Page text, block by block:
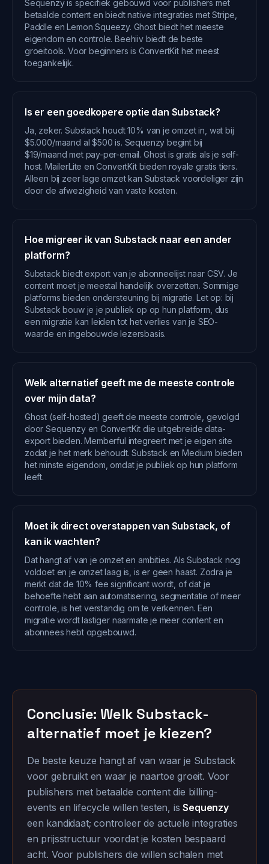
Sequenzy is specifiek gebouwd voor publishers met
betaalde content en biedt native integraties met Stripe,
Paddle en Lemon Squeezy. Ghost biedt het meeste
eigendom en controle. Beehiiv biedt de beste
groeitools. Voor beginners is ConvertKit het meest
toegankelijk.
Is er een goedkopere optie dan Substack?
Ja, zeker. Substack houdt 10% van je omzet in, wat bij
$5.000/maand al $500 is. Sequenzy begint bij
$19/maand met pay-per-email. Ghost is gratis als je self-
host. MailerLite en ConvertKit bieden royale gratis tiers.
Alleen bij zeer lage omzet kan Substack voordeliger zijn
door de afwezigheid van vaste kosten.
Hoe migreer ik van Substack naar een ander
platform?
Substack biedt export van je abonneelijst naar CSV. Je
content moet je meestal handelijk overzetten. Sommige
platforms bieden ondersteuning bij migratie. Let op: bij
Substack bouw je je publiek op op hun platform, dus
een migratie kan leiden tot het verlies van je SEO-
waarde en ingebouwde lezersbasis.
Welk alternatief geeft me de meeste controle
over mijn data?
Ghost (self-hosted) geeft de meeste controle, gevolgd
door Sequenzy en ConvertKit die uitgebreide data-
export bieden. Memberful integreert met je eigen site
zodat je het merk behoudt. Substack en Medium bieden
het minste eigendom, omdat je publiek op hun platform
leeft.
Moet ik direct overstappen van Substack, of
kan ik wachten?
Dat hangt af van je omzet en ambities. Als Substack nog
voldoet en je omzet laag is, is er geen haast. Zodra je
merkt dat de 10% fee significant wordt, of dat je
behoefte hebt aan automatisering, segmentatie of meer
controle, is het verstandig om te verkennen. Een
migratie wordt lastiger naarmate je meer content en
abonnees hebt opgebouwd.
Conclusie: Welk Substack-
alternatief moet je kiezen?
De beste keuze hangt af van waar je Substack
voor gebruikt en waar je naartoe groeit. Voor
publishers met betaalde content die billing-
events en lifecycle willen testen, isSequenzy
een kandidaat; controleer de actuele integraties
en prijsstructuur voordat je kosten bespaard
acht. Voor publishers die willen schalen met